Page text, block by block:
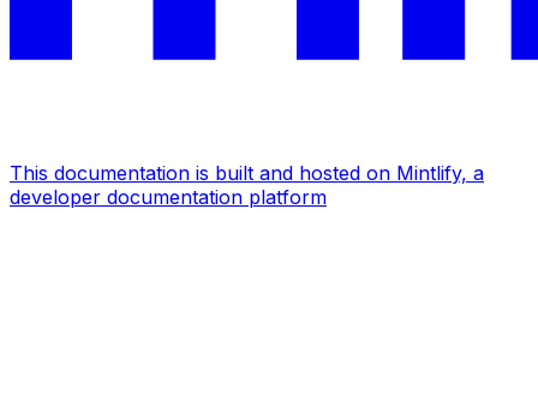
This documentation is built and hosted on Mintlify, a
developer documentation platform